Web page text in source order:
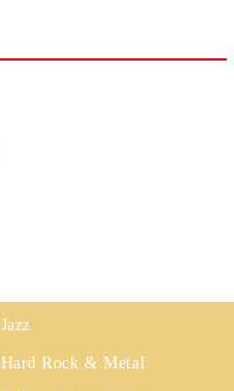
Jazz
Hard Rock & Metal